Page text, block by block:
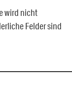
wird nicht
Felder sind